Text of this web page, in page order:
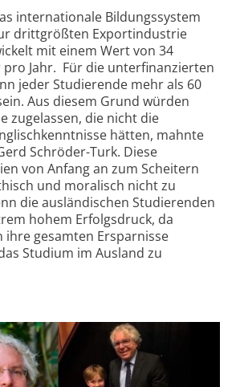
internationale Bildungssystem
drittgrößten Exportindustrie
mit einem Wert von 34
Jahr. Für die unterfinanzierten
jeder Studierende mehr als 60
Aus diesem Grund würden
zugelassen, die nicht die
hätten, mahnte
Schröder-Turk. Diese
von Anfang an zum Scheitern
und moralisch nicht zu
die ausländischen Studierenden
hohem Erfolgsdruck, da
ihre gesamten Ersparnisse
Studium im Ausland zu